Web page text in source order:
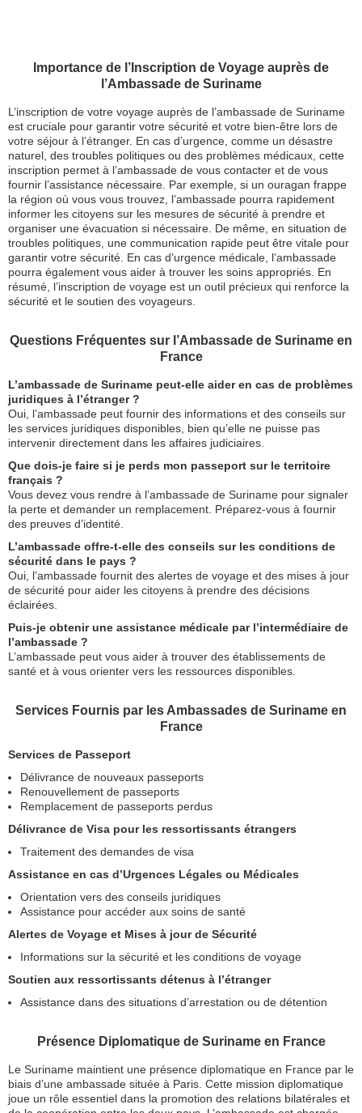
Importance de l’Inscription de Voyage auprès de
l’Ambassade de Suriname
L’inscription de votre voyage auprès de l’ambassade de Suriname
est cruciale pour garantir votre sécurité et votre bien-être lors de
votre séjour à l’étranger. En cas d’urgence, comme un désastre
naturel, des troubles politiques ou des problèmes médicaux, cette
inscription permet à l’ambassade de vous contacter et de vous
fournir l’assistance nécessaire. Par exemple, si un ouragan frappe
la région où vous vous trouvez, l’ambassade pourra rapidement
informer les citoyens sur les mesures de sécurité à prendre et
organiser une évacuation si nécessaire. De même, en situation de
troubles politiques, une communication rapide peut être vitale pour
garantir votre sécurité. En cas d’urgence médicale, l’ambassade
pourra également vous aider à trouver les soins appropriés. En
résumé, l’inscription de voyage est un outil précieux qui renforce la
sécurité et le soutien des voyageurs.
Questions Fréquentes sur l’Ambassade de Suriname en
France
L’ambassade de Suriname peut-elle aider en cas de problèmes
juridiques à l’étranger ?
Oui, l’ambassade peut fournir des informations et des conseils sur
les services juridiques disponibles, bien qu’elle ne puisse pas
intervenir directement dans les affaires judiciaires.
Que dois-je faire si je perds mon passeport sur le territoire
français ?
Vous devez vous rendre à l’ambassade de Suriname pour signaler
la perte et demander un remplacement. Préparez-vous à fournir
des preuves d’identité.
L’ambassade offre-t-elle des conseils sur les conditions de
sécurité dans le pays ?
Oui, l’ambassade fournit des alertes de voyage et des mises à jour
de sécurité pour aider les citoyens à prendre des décisions
éclairées.
Puis-je obtenir une assistance médicale par l’intermédiaire de
l’ambassade ?
L’ambassade peut vous aider à trouver des établissements de
santé et à vous orienter vers les ressources disponibles.
Services Fournis par les Ambassades de Suriname en
France
Services de Passeport
Délivrance de nouveaux passeports
Renouvellement de passeports
Remplacement de passeports perdus
Délivrance de Visa pour les ressortissants étrangers
Traitement des demandes de visa
Assistance en cas d’Urgences Légales ou Médicales
Orientation vers des conseils juridiques
Assistance pour accéder aux soins de santé
Alertes de Voyage et Mises à jour de Sécurité
Informations sur la sécurité et les conditions de voyage
Soutien aux ressortissants détenus à l’étranger
Assistance dans des situations d’arrestation ou de détention
Présence Diplomatique de Suriname en France
Le Suriname maintient une présence diplomatique en France par le
biais d’une ambassade située à Paris. Cette mission diplomatique
joue un rôle essentiel dans la promotion des relations bilatérales et